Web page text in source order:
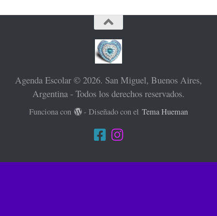
Agenda Escolar © 2026. San Miguel, Buenos Aires,
Argentina - Todos los derechos reservados.
Funciona con - Diseñado con elTema Hueman